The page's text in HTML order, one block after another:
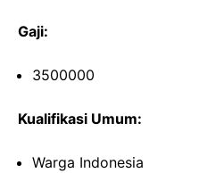
Gaji:
3500000
Kualifikasi Umum:
Warga Indonesia